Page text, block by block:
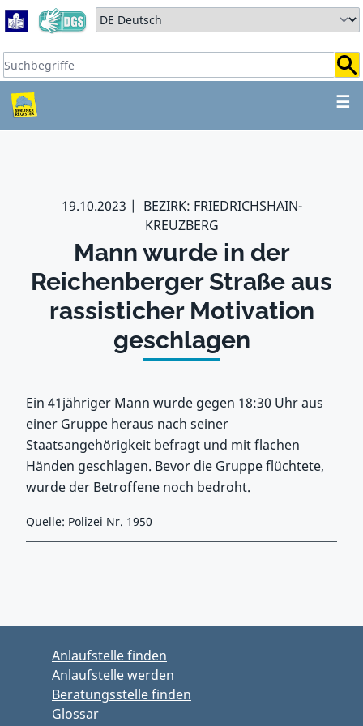
Zum Hauptbereich springen
Zum Hauptmenü springen
Sprache auswählen:
Suchbegriffe:
☰
ZUM HAUPTBEREICH
19.10.2023
BEZIRK: FRIEDRICHSHAIN-
KREUZBERG
Mann wurde in der
Reichenberger Straße aus
rassisticher Motivation
geschlagen
Ein 41jähriger Mann wurde gegen 18:30 Uhr aus
einer Gruppe heraus nach seiner
Staatsangehörigkeit befragt und mit flachen
Händen geschlagen. Bevor die Gruppe flüchtete,
wurde der Betroffene noch bedroht.
Quelle: Polizei Nr. 1950
Anlaufstelle finden
Anlaufstelle werden
Beratungsstelle finden
Glossar